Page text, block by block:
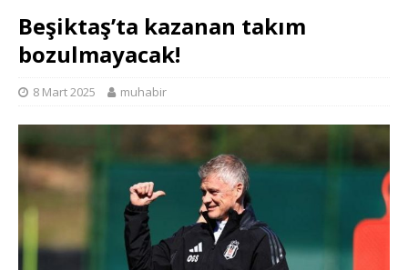
Beşiktaş’ta kazanan takım
bozulmayacak!
8 Mart 2025 muhabir